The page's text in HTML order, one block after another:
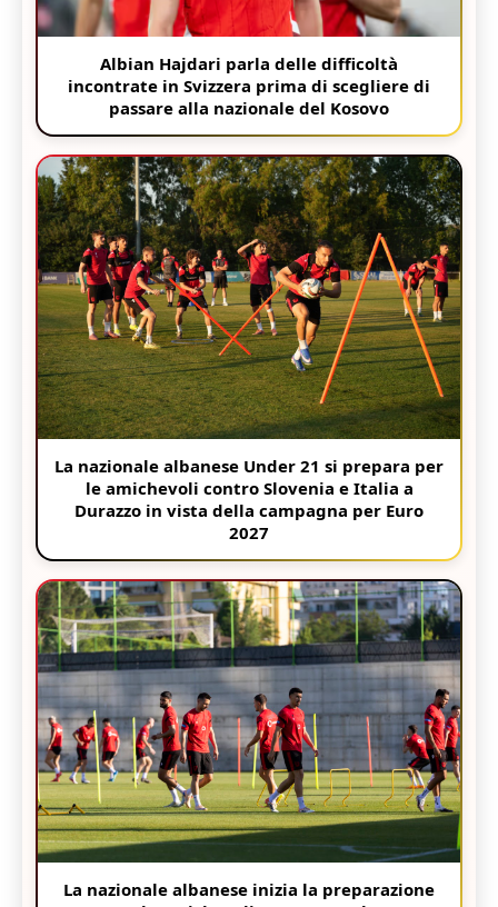
Albian Hajdari parla delle difficoltà
incontrate in Svizzera prima di scegliere di
passare alla nazionale del Kosovo
La nazionale albanese Under 21 si prepara per
le amichevoli contro Slovenia e Italia a
Durazzo in vista della campagna per Euro
2027
La nazionale albanese inizia la preparazione